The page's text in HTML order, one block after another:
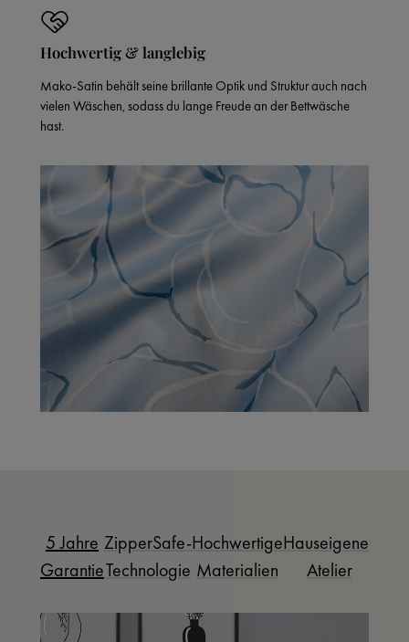
Hochwertig & langlebig
Mako-Satin behält seine brillante Optik und Struktur auch nach
vielen Wäschen, sodass du lange Freude an der Bettwäsche
hast.
5 Jahre
Garantie
ZipperSafe-
Technologie
Hochwertige
Materialien
Hauseigenes
Atelier